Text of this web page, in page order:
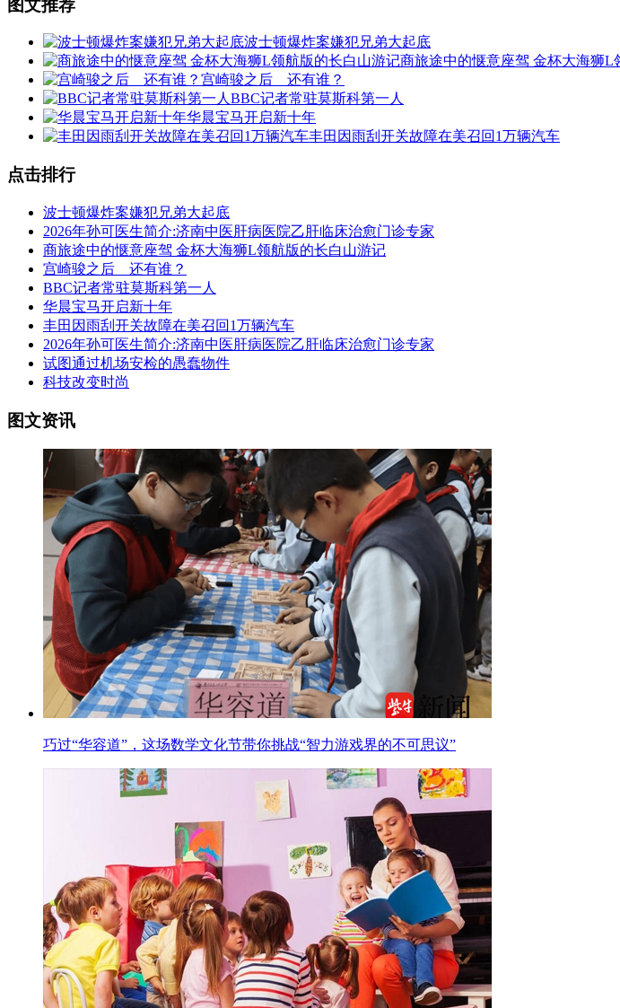
图文推荐
波士顿爆炸案嫌犯兄弟大起底
商旅途中的惬意座驾 金杯大海狮L
宫崎骏之后 还有谁？
BBC记者常驻莫斯科第一人
华晨宝马开启新十年
丰田因雨刮开关故障在美召回1万辆汽车
点击排行
波士顿爆炸案嫌犯兄弟大起底
2026年孙可医生简介:济南中医肝病医院乙肝临床治愈门诊专家
商旅途中的惬意座驾 金杯大海狮L领航版的长白山游记
宫崎骏之后 还有谁？
BBC记者常驻莫斯科第一人
华晨宝马开启新十年
丰田因雨刮开关故障在美召回1万辆汽车
2026年孙可医生简介:济南中医肝病医院乙肝临床治愈门诊专家
试图通过机场安检的愚蠢物件
科技改变时尚
图文资讯
巧过“华容道”，这场数学文化节带你挑战“智力游戏界的不可思议”